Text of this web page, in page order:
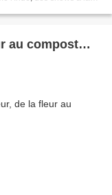
au compost…